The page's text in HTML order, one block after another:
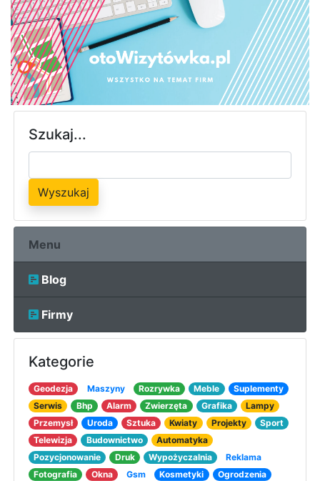
Szukaj...
Wyszukaj
Menu
Blog
Firmy
Kategorie
Geodezja Maszyny Rozrywka Meble
Suplementy
Serwis
Bhp Alarm Zwierzęta Grafika
Lampy
Przemysł
Uroda Sztuka Kwiaty Projekty
Sport
Telewizja
Budownictwo
Automatyka
Pozycjonowanie
Druk Wypożyczalnia
Reklama
Fotografia
Okna Gsm Kosmetyki
Ogrodzenia